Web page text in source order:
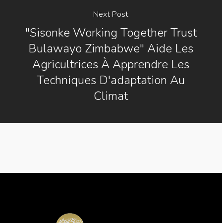
Next Post
"Sisonke Working Together Trust
Bulawayo Zimbabwe" Aide Les
Agricultrices À Apprendre Les
Techniques D'adaptation Au
Climat